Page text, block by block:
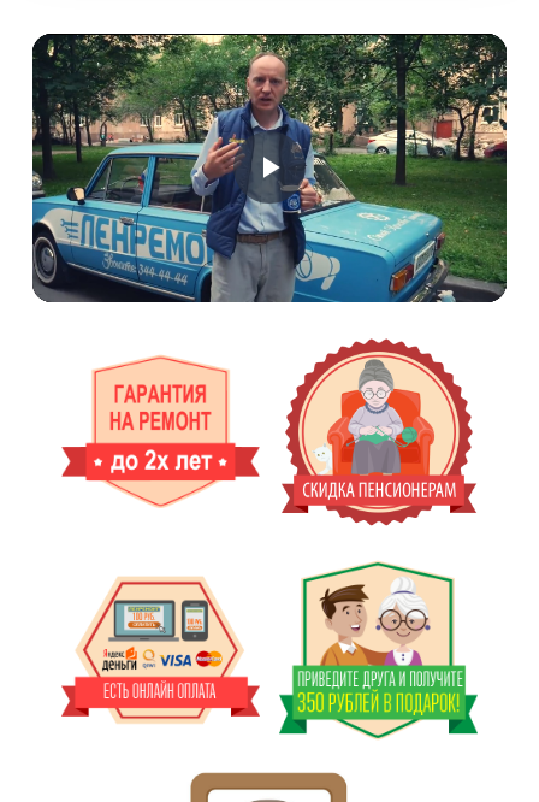
Воспроизвести
Видео